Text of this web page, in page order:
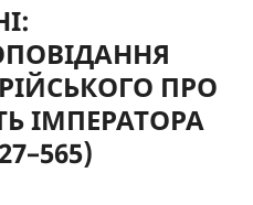
ПРО
ІМПЕРАТОРА